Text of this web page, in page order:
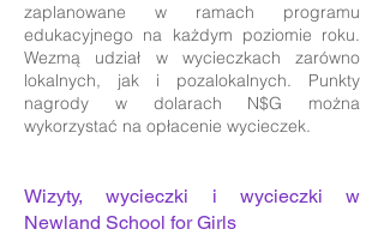
zaplanowane w ramach programu
edukacyjnego na każdym poziomie roku.
Wezmą udział w wycieczkach zarówno
lokalnych, jak i pozalokalnych. Punkty
nagrody w dolarach N$G można
wykorzystać na opłacenie wycieczek.
Wizyty, wycieczki i wycieczki w
Newland School for Girls